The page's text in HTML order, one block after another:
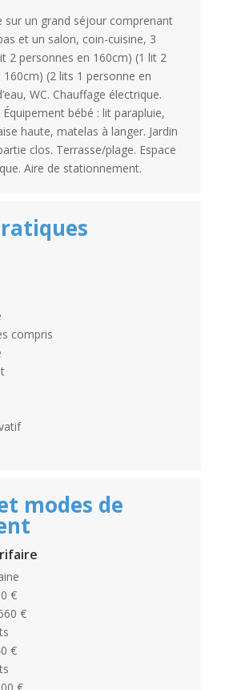
sur un grand séjour comprenant
et un salon, coin-cuisine, 3
2 personnes en 160cm) (1 lit 2
(2 lits 1 personne en
WC. Chauffage électrique.
bébé : lit parapluie,
haute, matelas à langer. Jardin
clos. Terrasse/plage. Espace
Aire de stationnement.
compris
modes de
€
€
€